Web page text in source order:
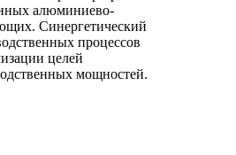
алюминиево-
Синергетический
процессов
целей
мощностей.